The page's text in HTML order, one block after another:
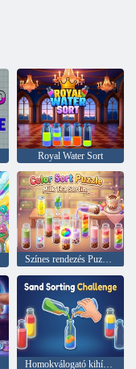
Royal Water Sort
Színes rendezés Puzzle Tej Tea válogatás
Homokválogató kihívás